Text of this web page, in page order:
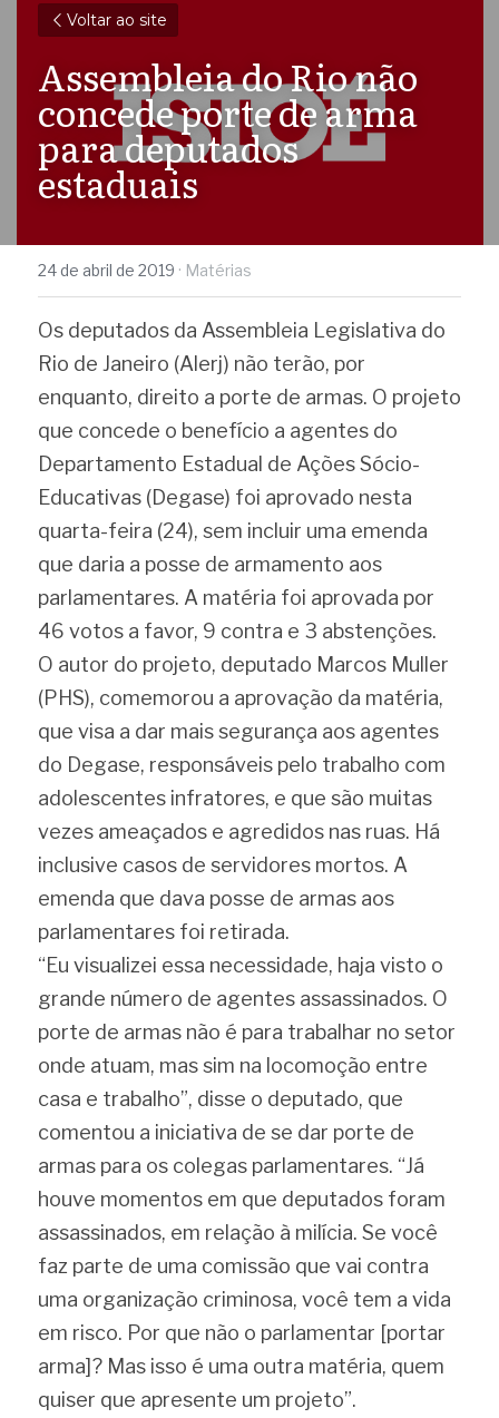
Voltar ao site
Assembleia do Rio não
concede porte de arma
para deputados
estaduais
24 de abril de 2019 · Matérias
Os deputados da Assembleia Legislativa do
Rio de Janeiro (Alerj) não terão, por
enquanto, direito a porte de armas. O projeto
que concede o benefício a agentes do
Departamento Estadual de Ações Sócio-
Educativas (Degase) foi aprovado nesta
quarta-feira (24), sem incluir uma emenda
que daria a posse de armamento aos
parlamentares. A matéria foi aprovada por
46 votos a favor, 9 contra e 3 abstenções.
O autor do projeto, deputado Marcos Muller
(PHS), comemorou a aprovação da matéria,
que visa a dar mais segurança aos agentes
do Degase, responsáveis pelo trabalho com
adolescentes infratores, e que são muitas
vezes ameaçados e agredidos nas ruas. Há
inclusive casos de servidores mortos. A
emenda que dava posse de armas aos
parlamentares foi retirada.
“Eu visualizei essa necessidade, haja visto o
grande número de agentes assassinados. O
porte de armas não é para trabalhar no setor
onde atuam, mas sim na locomoção entre
casa e trabalho”, disse o deputado, que
comentou a iniciativa de se dar porte de
armas para os colegas parlamentares. “Já
houve momentos em que deputados foram
assassinados, em relação à milícia. Se você
faz parte de uma comissão que vai contra
uma organização criminosa, você tem a vida
em risco. Por que não o parlamentar [portar
arma]? Mas isso é uma outra matéria, quem
quiser que apresente um projeto”.